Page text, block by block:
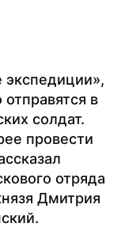
экспедиции»,
в
солдат.
провести
отряда
Дмитрия